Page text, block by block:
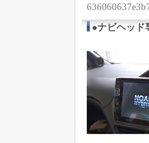
●ナビヘッド